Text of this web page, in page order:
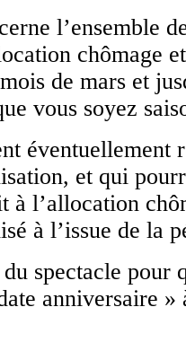
l’ensemble
chômage
de mars et
vous soyez
éventuellement
et qui
à l’allocation
à l’issue de la
spectacle pour
anniversaire